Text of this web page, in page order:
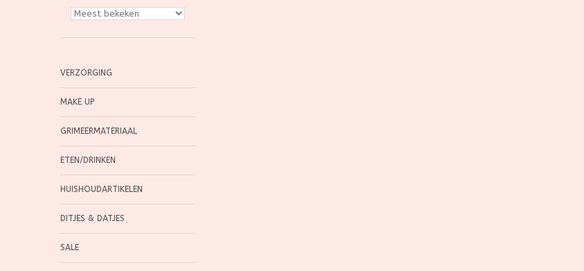
VERZORGING
MAKE UP
GRIMEERMATERIAAL
ETEN/DRINKEN
HUISHOUDARTIKELEN
DITJES & DATJES
SALE